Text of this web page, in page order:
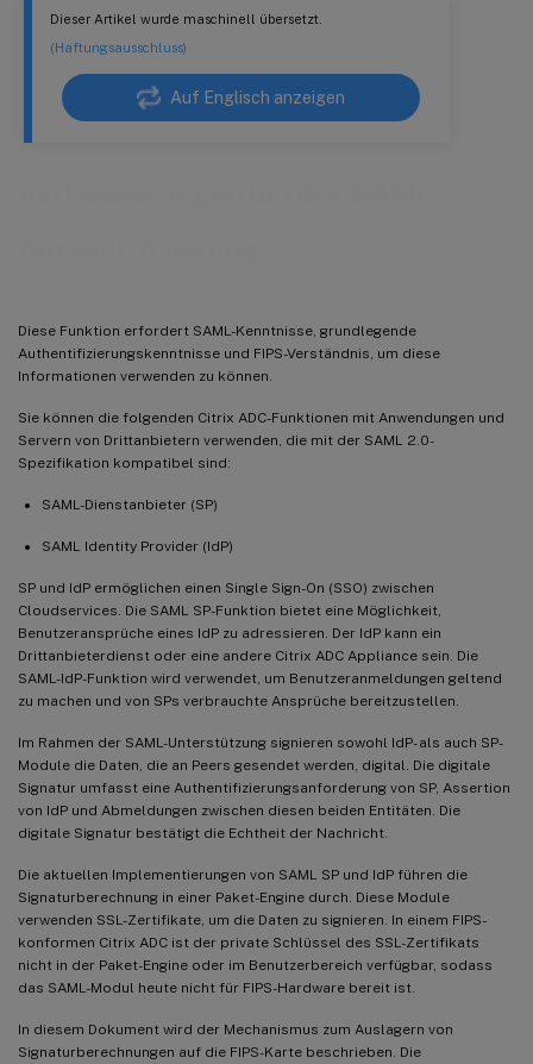
Dieser Artikel wurde maschinell übersetzt.
(Haftungsausschluss)
Auf Englisch anzeigen
Diese Funktion erfordert SAML-Kenntnisse, grundlegende
Authentifizierungskenntnisse und FIPS-Verständnis, um diese
Informationen verwenden zu können.
Sie können die folgenden Citrix ADC-Funktionen mit Anwendungen und
Servern von Drittanbietern verwenden, die mit der SAML 2.0-
Spezifikation kompatibel sind:
SAML-Dienstanbieter (SP)
SAML Identity Provider (IdP)
SP und IdP ermöglichen einen Single Sign-On (SSO) zwischen
Cloudservices. Die SAML SP-Funktion bietet eine Möglichkeit,
Benutzeransprüche eines IdP zu adressieren. Der IdP kann ein
Drittanbieterdienst oder eine andere Citrix ADC Appliance sein. Die
SAML-IdP-Funktion wird verwendet, um Benutzeranmeldungen geltend
zu machen und von SPs verbrauchte Ansprüche bereitzustellen.
Im Rahmen der SAML-Unterstützung signieren sowohl IdP- als auch SP-
Module die Daten, die an Peers gesendet werden, digital. Die digitale
Signatur umfasst eine Authentifizierungsanforderung von SP, Assertion
von IdP und Abmeldungen zwischen diesen beiden Entitäten. Die
digitale Signatur bestätigt die Echtheit der Nachricht.
Die aktuellen Implementierungen von SAML SP und IdP führen die
Signaturberechnung in einer Paket-Engine durch. Diese Module
verwenden SSL-Zertifikate, um die Daten zu signieren. In einem FIPS-
konformen Citrix ADC ist der private Schlüssel des SSL-Zertifikats
nicht in der Paket-Engine oder im Benutzerbereich verfügbar, sodass
das SAML-Modul heute nicht für FIPS-Hardware bereit ist.
In diesem Dokument wird der Mechanismus zum Auslagern von
Signaturberechnungen auf die FIPS-Karte beschrieben. Die